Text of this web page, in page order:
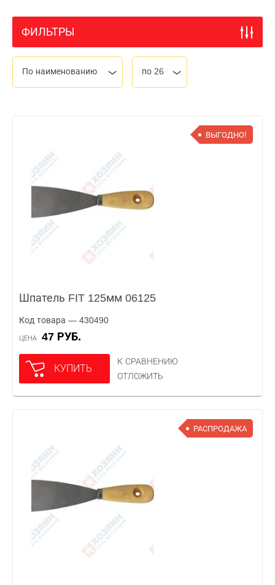
ФИЛЬТРЫ
По наименованию по 26
ВЫГОДНО!
Шпатель FIT 125мм 06125
Код товара — 430490
ЦЕНА 47 РУБ.
КУПИТЬ
К СРАВНЕНИЮ
ОТЛОЖИТЬ
РАСПРОДАЖА